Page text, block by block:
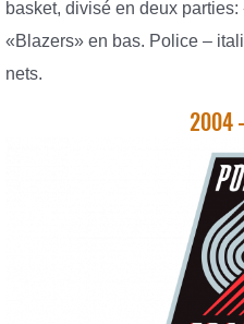
basket, divisé en deux
«Blazers» en bas. Police –
nets.
2004